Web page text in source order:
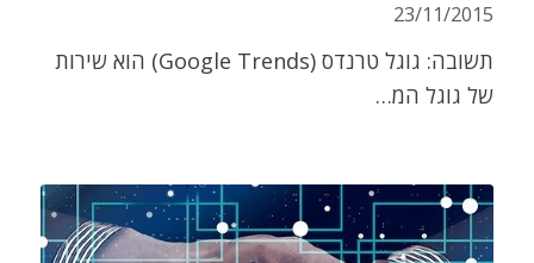
23/11/2015
תשובה: גוגל טרנדס (Google Trends) הוא שירות
של גוגל המ…